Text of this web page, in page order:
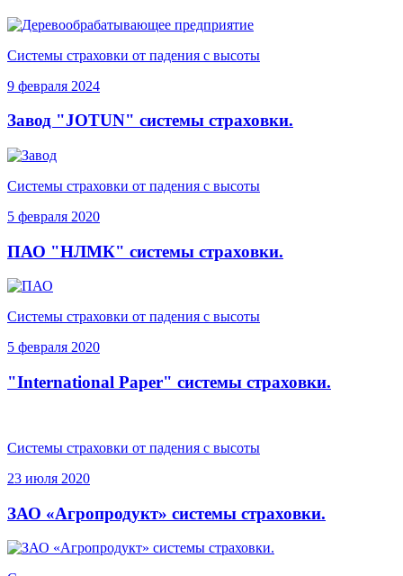
Системы страховки от падения с высоты
9 февраля 2024
Завод "JOTUN" системы страховки.
Системы страховки от падения с высоты
5 февраля 2020
ПАО "НЛМК" системы страховки.
Системы страховки от падения с высоты
5 февраля 2020
"International Paper" системы страховки.
Системы страховки от падения с высоты
23 июля 2020
ЗАО «Агропродукт» системы страховки.